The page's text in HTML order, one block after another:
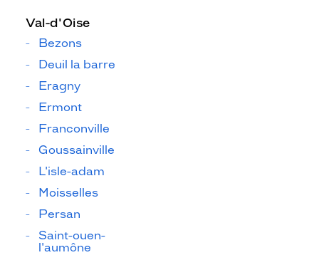
Val-d'Oise
Bezons
Deuil la barre
Eragny
Ermont
Franconville
Goussainville
L'isle-adam
Moisselles
Persan
Saint-ouen-
l'aumône